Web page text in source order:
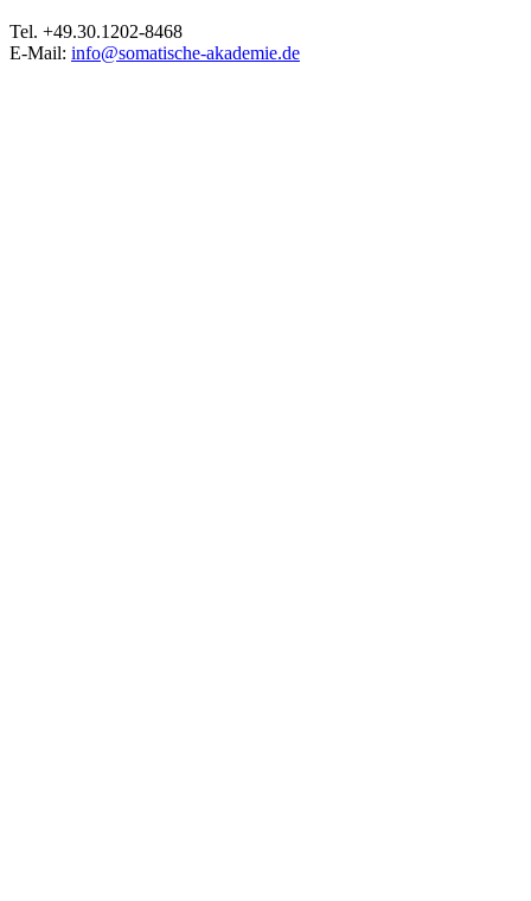
Tel. +49.30.1202-8468
E-Mail: info@somatische-akademie.de